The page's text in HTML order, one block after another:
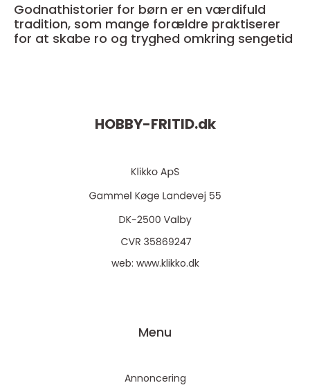
Godnathistorier for børn er en værdifuld
tradition, som mange forældre praktiserer
for at skabe ro og tryghed omkring sengetid
HOBBY-FRITID.dk
web: www.klikko.dk
Menu
Annoncering